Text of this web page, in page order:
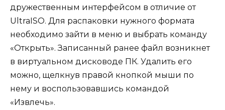
дружественным интерфейсом в отличие от
UltraISO. Для распаковки нужного формата
необходимо зайти в меню и выбрать команду
«Открыть». Записанный ранее файл возникнет
в виртуальном дисководе ПК. Удалить его
можно, щелкнув правой кнопкой мыши по
нему и воспользовавшись командой
«Извлечь».